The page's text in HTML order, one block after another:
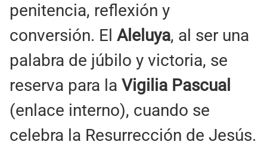
penitencia, reflexión y
conversión. El Aleluya, al ser una
palabra de júbilo y victoria, se
reserva para la Vigilia Pascual
(enlace interno), cuando se
celebra la Resurrección de Jesús.